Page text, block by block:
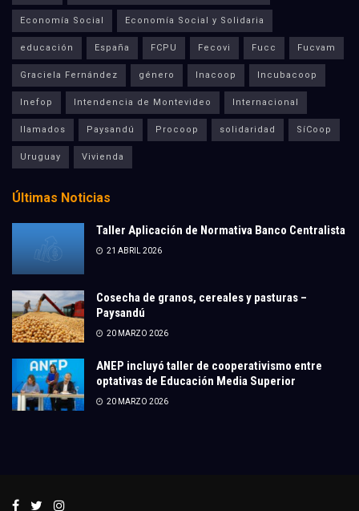
Economía Social Economía Social y Solidaria
educación España FCPU Fecovi Fucc Fucvam
Graciela Fernández género Inacoop Incubacoop
Inefop Intendencia de Montevideo Internacional
llamados Paysandú Procoop solidaridad SíCoop
Uruguay Vivienda
Últimas Noticias
Taller Aplicación de Normativa Banco Centralista
21 ABRIL 2026
Cosecha de granos, cereales y pasturas –
Paysandú
20 MARZO 2026
ANEP incluyó taller de cooperativismo entre
optativas de Educación Media Superior
20 MARZO 2026